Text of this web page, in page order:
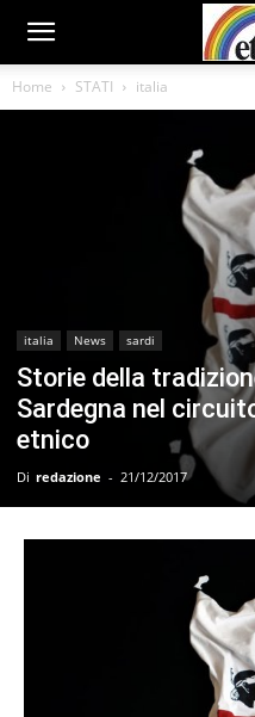
Home STATI italia
italia News sardi
Storie della
Sardegna nel
etnico
Di redazione - 21/12/2017